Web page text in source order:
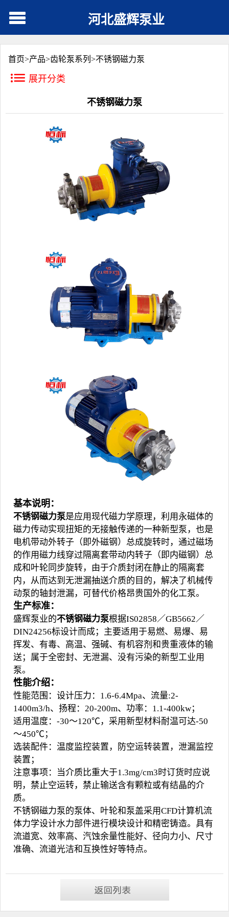
河北盛辉泵业
首页>产品>齿轮泵系列 >不锈钢磁力泵
展开分类
不锈钢磁力泵
基本说明：
不锈钢磁力泵是应用现代磁力学原理，利用永磁体的
磁力传动实现扭矩的无接触传递的一种新型泵，也是
电机带动外转子（即外磁钢）总成旋转时，通过磁场
的作用磁力线穿过隔离套带动内转子（即内磁钢）总
成和叶轮同步旋转，由于介质封闭在静止的隔离套
内，从而达到无泄漏抽送介质的目的，解决了机械传
动泵的轴封泄漏，可替代价格昂贵国外的化工泵。
生产标准：
盛辉泵业的不锈钢磁力泵根据IS02858／GB5662／
DIN24256标设计而成；主要适用于易燃、易爆、易
挥发、有毒、高温、强碱、有机容剂和贵重液体的输
送；属于全密封、无泄漏、没有污染的新型工业用
泵。
性能介绍：
性能范围：设计压力：1.6-6.4Mpa、流量:2-
1400m3/h、扬程：20-200m、功率：1.1-400kw；
适用温度：-30～120℃，采用新型材料耐温可达-50
～450℃；
选装配件：温度监控装置，防空运转装置，泄漏监控
装置；
注意事项：当介质比重大于1.3mg/cm3时订货时应说
明，禁止空运转，禁止输送含有颗粒或有结晶的介
质。
不锈钢磁力泵的泵体、叶轮和泵盖采用CFD计算机流
体力学设计水力部件进行模块设计和精密铸造。具有
流道宽、效率高、汽蚀余量性能好、径向力小、尺寸
准确、流道光洁和互换性好等特点。